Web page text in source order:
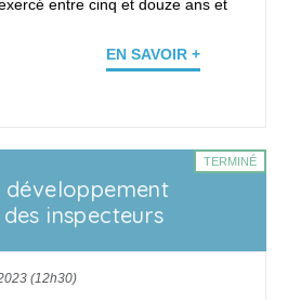
entre cinq et douze ans et
EN SAVOIR +
développement
inspecteurs
TERMINÉ
(12h30)